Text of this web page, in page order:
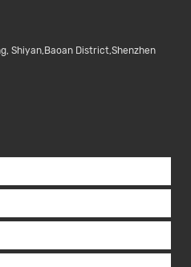
Shiyan,Baoan District,Shenzhen